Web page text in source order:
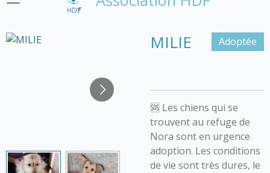
MILIE Adoptée
🆘 Les chiens qui se
trouvent au refuge de
Nora sont en urgence
adoption. Les conditions
de vie sont très dures, le